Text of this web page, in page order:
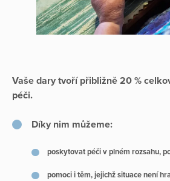
Vaše dary tvoří přibližně 20 %
péči.
Díky nim můžeme:
poskytovat péči v plném rozsahu,
pomoci i těm, jejichž situace není